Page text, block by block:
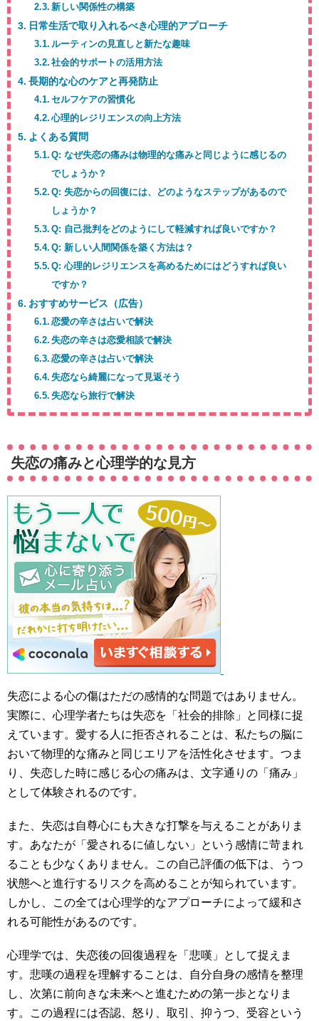
新しい関係性の構築
日常生活で取り入れるべき心理的アプローチ
ルーティンの見直しと新たな趣味
社会的サポートの活用方法
長期的な心のケアと再発防止
セルフケアの習慣化
心理的レジリエンスの向上方法
よくある質問
Q: なぜ失恋の痛みは物理的な痛みと同じように感じるの
でしょうか？
Q: 失恋からの回復には、どのようなステップがあるので
しょうか？
Q: 自己批判をどのようにして軽減すれば良いですか？
Q: 新しい人間関係を築く方法は？
Q: 心理的レジリエンスを高めるためにはどうすれば良い
ですか？
おすすめサービス（広告）
恋愛の辛さは占いで解決
失恋の辛さは恋愛相談で解決
恋愛の辛さは占いで解決
失恋なら綺麗になって見返そう
失恋なら旅行で解決
失恋の痛みと心理学的な見方
失恋による心の傷はただの感情的な問題ではありません。
実際に、心理学者たちは失恋を「社会的排除」と同様に捉
えています。愛する人に拒否されることは、私たちの脳に
おいて物理的な痛みと同じエリアを活性化させます。つま
り、失恋した時に感じる心の痛みは、文字通りの「痛み」
として体験されるのです。
また、失恋は自尊心にも大きな打撃を与えることがありま
す。あなたが「愛されるに値しない」という感情に苛まれ
ることも少なくありません。この自己評価の低下は、うつ
状態へと進行するリスクを高めることが知られています。
しかし、この全ては心理学的なアプローチによって緩和さ
れる可能性があるのです。
心理学では、失恋後の回復過程を「悲嘆」として捉えま
す。悲嘆の過程を理解することは、自分自身の感情を整理
し、次第に前向きな未来へと進むための第一歩となりま
す。この過程には否認、怒り、取引、抑うつ、受容という